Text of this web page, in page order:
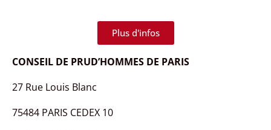
Plus d'infos
CONSEIL DE PRUD’HOMMES DE PARIS
27 Rue Louis Blanc
75484 PARIS CEDEX 10